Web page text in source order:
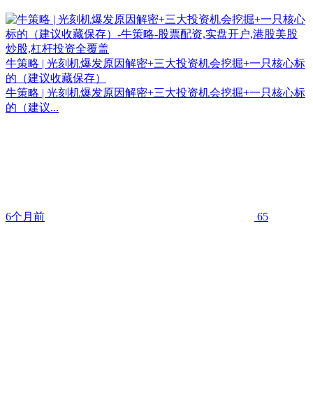
牛策略 | 光刻机爆发原因解密+三大投资机会挖掘+一只核心标
的（建议收藏保存）
牛策略 | 光刻机爆发原因解密+三大投资机会挖掘+一只核心标
的（建议...
6个月前 65